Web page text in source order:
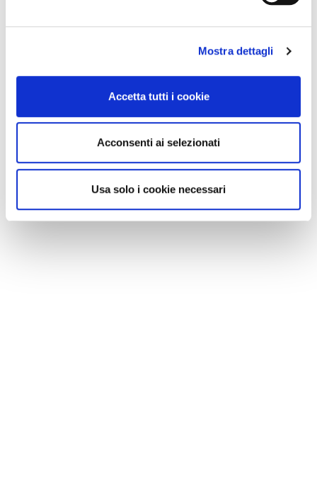
Mostra dettagli
Accetta tutti i cookie
Acconsenti ai selezionati
Usa solo i cookie necessari